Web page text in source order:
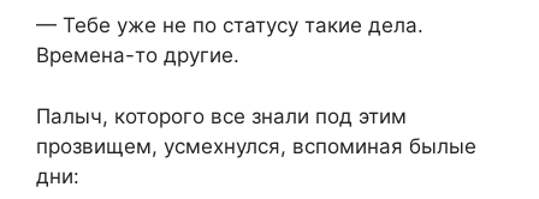
— Тебе уже не по статусу такие дела.
Времена-то другие.
Палыч, которого все знали под этим
прозвищем, усмехнулся, вспоминая былые
дни: